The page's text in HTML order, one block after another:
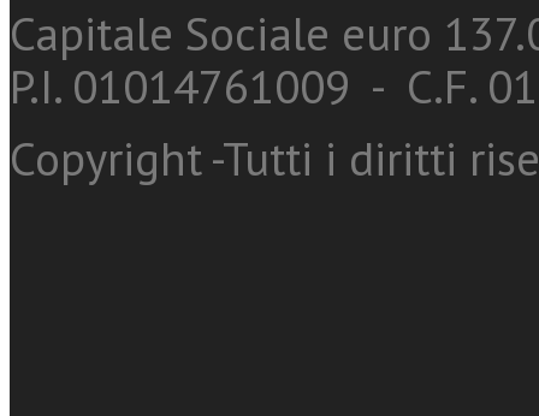
Capitale Sociale euro
P.I. 01014761009 - C.F.
Copyright -Tutti i diritti